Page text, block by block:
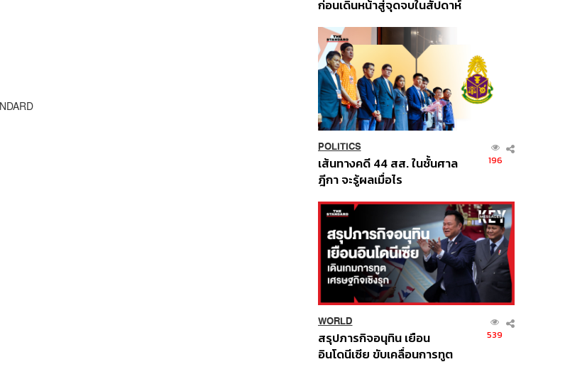
ก่อนเดินหน้าสู่จุดจบในสัปดาห์
POLITICS
เส้นทางคดี 44 สส. ในชั้นศาล
ฎีกา จะรู้ผลเมื่อไร
196
WORLD
สรุปภารกิจอนุทิน เยือน
อินโดนีเซีย ขับเคลื่อนการทูต
539